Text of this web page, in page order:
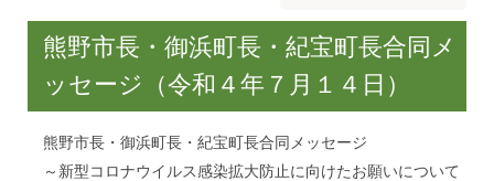
熊野市長・御浜町長・紀宝町長合同メ
ッセージ（令和４年７月１４日）
熊野市長・御浜町長・紀宝町長合同メッセージ
～新型コロナウイルス感染拡大防止に向けたお願いについて